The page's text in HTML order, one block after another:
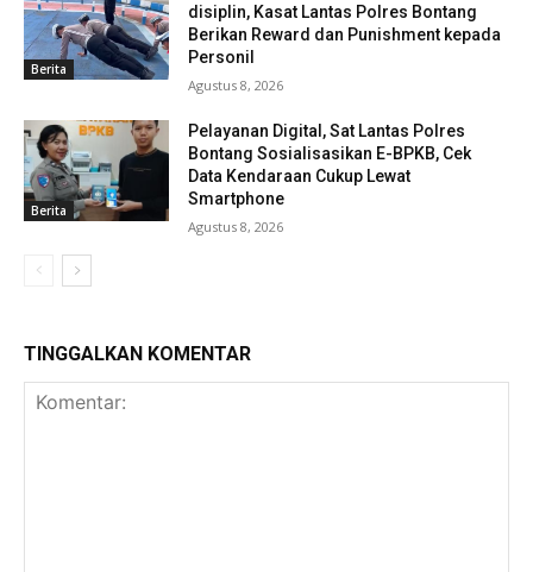
Berita
disiplin, Kasat Lantas Polres Bontang
Berikan Reward dan Punishment kepada
Personil
Agustus 8, 2026
Berita
Pelayanan Digital, Sat Lantas Polres
Bontang Sosialisasikan E-BPKB, Cek
Data Kendaraan Cukup Lewat
Smartphone
Agustus 8, 2026
TINGGALKAN KOMENTAR